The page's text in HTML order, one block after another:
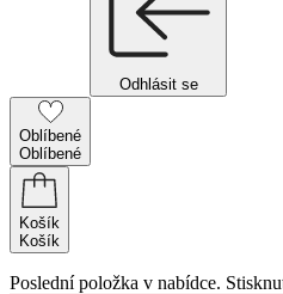
Odhlásit se
Oblíbené
Oblíbené
Košík
Košík
Poslední položka v nabídce.